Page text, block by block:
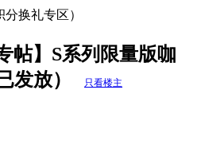
换礼专区）
帖】S系列限量版咖
发放）
只看楼主